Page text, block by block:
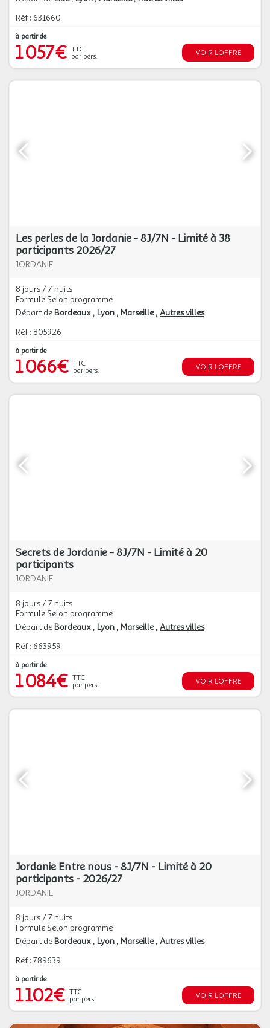
Réf : 631660
à partir de
1 057€ TTC
par pers.
VOIR L'OFFRE
Les perles de la Jordanie - 8J/7N - Limité à 38
participants 2026/27
JORDANIE
8 jours / 7 nuits
Formule Selon programme
Départ de Bordeaux Lyon Marseille Autres villes
Réf : 805926
à partir de
1 066€ TTC
par pers.
VOIR L'OFFRE
Secrets de Jordanie - 8J/7N - Limité à 20
participants
JORDANIE
8 jours / 7 nuits
Formule Selon programme
Départ de Bordeaux Lyon Marseille Autres villes
Réf : 663959
à partir de
1 084€ TTC
par pers.
VOIR L'OFFRE
Jordanie Entre nous - 8J/7N - Limité à 20
participants - 2026/27
JORDANIE
8 jours / 7 nuits
Formule Selon programme
Départ de Bordeaux Lyon Marseille Autres villes
Réf : 789639
à partir de
1 102€ TTC
par pers.
VOIR L'OFFRE